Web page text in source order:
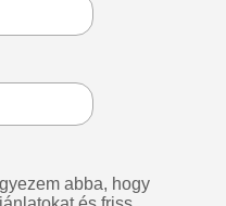
abba, hogy